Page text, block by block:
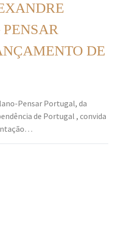
DE
Pensar Portugal, da
de Portugal , convida